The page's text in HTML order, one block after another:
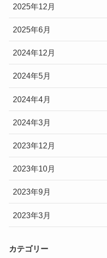
2025年12月
2025年6月
2024年12月
2024年5月
2024年4月
2024年3月
2023年12月
2023年10月
2023年9月
2023年3月
カテゴリー